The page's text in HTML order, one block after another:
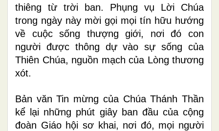
thiêng từ trời ban. Phụng vụ Lời Chúa
trong ngày này mời gọi mọi tín hữu hướng
về cuộc sống thượng giới, nơi đó con
người được thông dự vào sự sống của
Thiên Chúa, nguồn mạch của Lòng thương
xót.
Bản văn Tin mừng của Chúa Thánh Thần
kể lại những phút giây ban đầu của cộng
đoàn Giáo hội sơ khai, nơi đó, mọi người